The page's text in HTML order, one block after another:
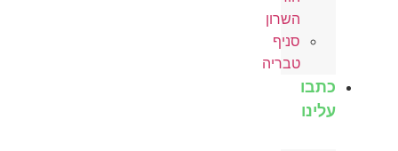
השרון
סניף
טבריה
כתבו
עלינו